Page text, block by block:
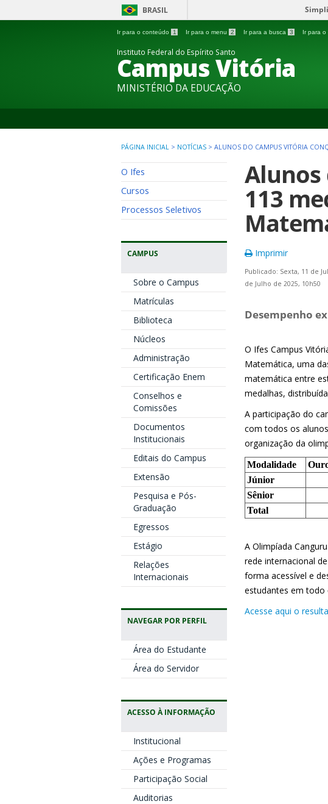
BRASIL
Ir para o conteúdo 1 Ir para o menu 2 Ir para a busca 3 Ir para o
Instituto Federal do Espírito Santo
Campus Vitória
MINISTÉRIO DA EDUCAÇÃO
PÁGINA INICIAL > NOTÍCIAS > ALUNOS DO CAMPUS VITÓRIA
O Ifes
Cursos
Processos Seletivos
CAMPUS
Sobre o Campus
Matrículas
Biblioteca
Núcleos
Administração
Certificação Enem
Conselhos e
Comissões
Documentos
Institucionais
Editais do Campus
Extensão
Pesquisa e Pós-
Graduação
Egressos
Estágio
Relações
Internacionais
NAVEGAR POR PERFIL
Área do Estudante
Área do Servidor
ACESSO À INFORMAÇÃO
Institucional
Ações e Programas
Participação Social
Auditorias
Alunos
113
Imprimir
Publicado: Sexta, 11 de
de Julho de 2025, 10h50
Desempenho
O Ifes Campus
Matemática, uma
matemática entre
medalhas,
A participação do
com todos os
organização da
Modalidade
Júnior
Sênior
Total
A Olimpíada
rede internacional
forma acessível e
estudantes em todo
Acesse aqui o